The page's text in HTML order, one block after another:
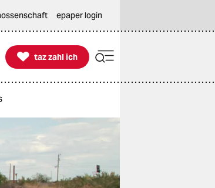
epaper login

taz zahl ich
taz zahl ich